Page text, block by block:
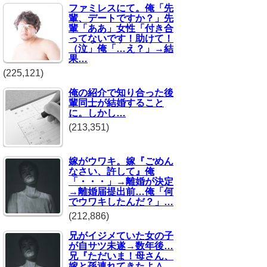
ファミレスにて。俺「先
輩、デートですか？」先
輩「ああ」女性「付き合
ってないです！助けて！
（泣」俺「…え？」→結
果…
(225,121)
俺の紹介で知り合った後
輩同士が結婚すること
に。しかし…
(213,351)
嫁がウワキ。嫁『ごめん
なさい、許して』俺
「・・・」→離婚が決定
→離婚届提出前…俺「何
でウワキしたんだ？」…
(212,886)
兄がイジメていた女の子
が自サツ未遂→数年後…
兄『ただいま！母さん、